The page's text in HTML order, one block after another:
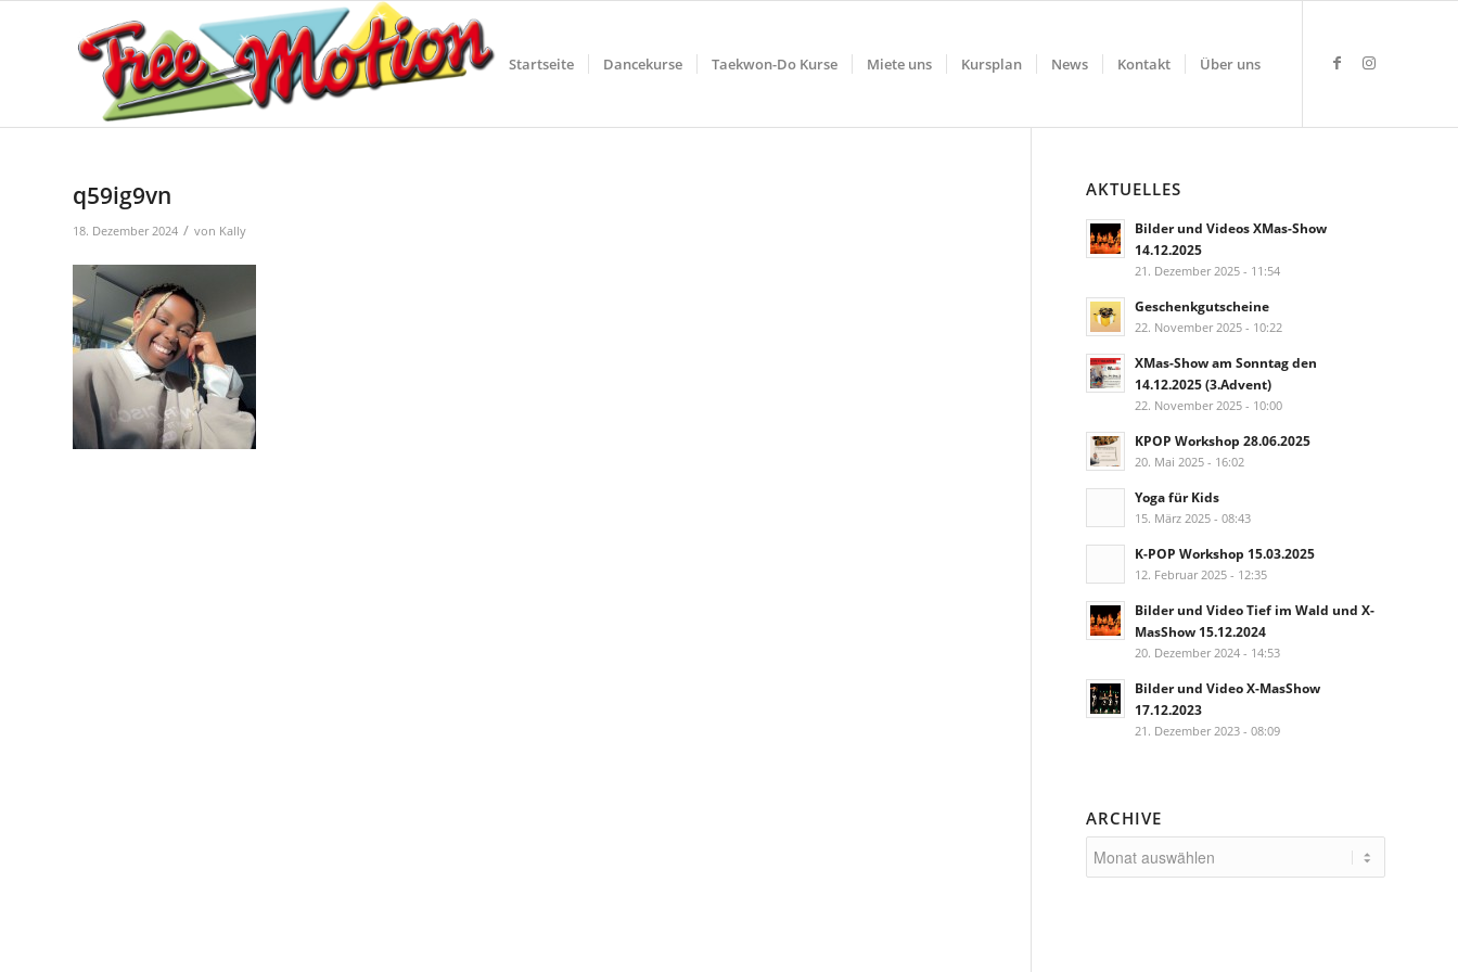
Startseite Dancekurse Taekwon-Do Kurse Miete uns Kursplan News Kontakt Über uns
q59ig9vn
18. Dezember 2024 / von Kally
AKTUELLES
Bilder und Videos XMas-Show
14.12.2025
21. Dezember 2025 - 11:54
Geschenkgutscheine
22. November 2025 - 10:22
XMas-Show am Sonntag den
14.12.2025 (3.Advent)
22. November 2025 - 10:00
KPOP Workshop 28.06.2025
20. Mai 2025 - 16:02
Yoga für Kids
15. März 2025 - 08:43
K-POP Workshop 15.03.2025
12. Februar 2025 - 12:35
Bilder und Video Tief im Wald und X-
MasShow 15.12.2024
20. Dezember 2024 - 14:53
Bilder und Video X-MasShow
17.12.2023
21. Dezember 2023 - 08:09
ARCHIVE